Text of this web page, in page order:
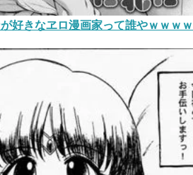
好きなヱロ漫画家って誰やｗｗｗｗ